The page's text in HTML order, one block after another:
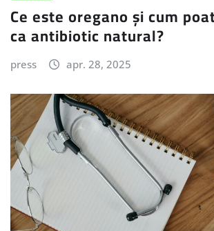
Ce este oregano și cum
ca antibiotic natural?
press apr. 28, 2025